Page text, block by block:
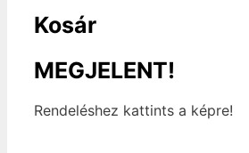
Kosár
MEGJELENT!
Rendeléshez kattints a képre!